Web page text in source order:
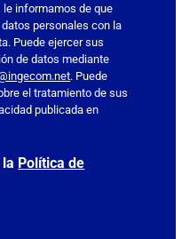
le informamos de que
personales con la
Puede ejercer sus
de datos mediante
. Puede
el tratamiento de sus
publicada en
Política de